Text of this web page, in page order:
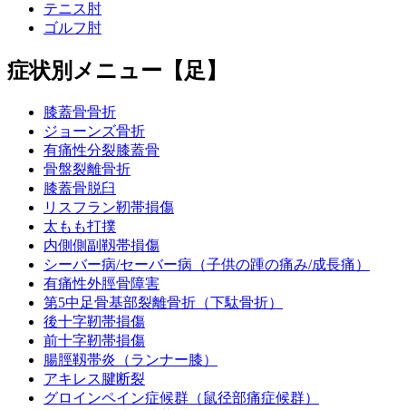
テニス肘
ゴルフ肘
症状別メニュー【足】
膝蓋骨骨折
ジョーンズ骨折
有痛性分裂膝蓋骨
骨盤裂離骨折
膝蓋骨脱臼
リスフラン靭帯損傷
太もも打撲
内側側副靱帯損傷
シーバー病/セーバー病（子供の踵の痛み/成長痛）
有痛性外脛骨障害
第5中足骨基部裂離骨折（下駄骨折）
後十字靭帯損傷
前十字靭帯損傷
腸脛靱帯炎（ランナー膝）
アキレス腱断裂
グロインペイン症候群（鼠径部痛症候群）